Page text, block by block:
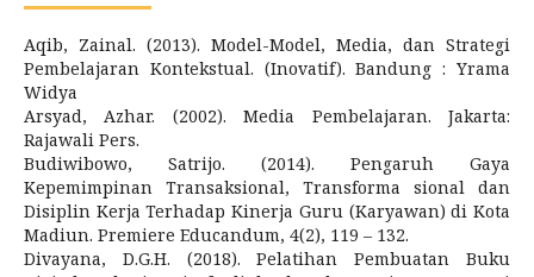
Aqib, Zainal. (2013). Model-Model, Media, dan Strategi
Pembelajaran Kontekstual. (Inovatif). Bandung : Yrama
Widya
Arsyad, Azhar. (2002). Media Pembelajaran. Jakarta:
Rajawali Pers.
Budiwibowo, Satrijo. (2014). Pengaruh Gaya
Kepemimpinan Transaksional, Transforma sional dan
Disiplin Kerja Terhadap Kinerja Guru (Karyawan) di Kota
Madiun. Premiere Educandum, 4(2), 119 – 132.
Divayana, D.G.H. (2018). Pelatihan Pembuatan Buku